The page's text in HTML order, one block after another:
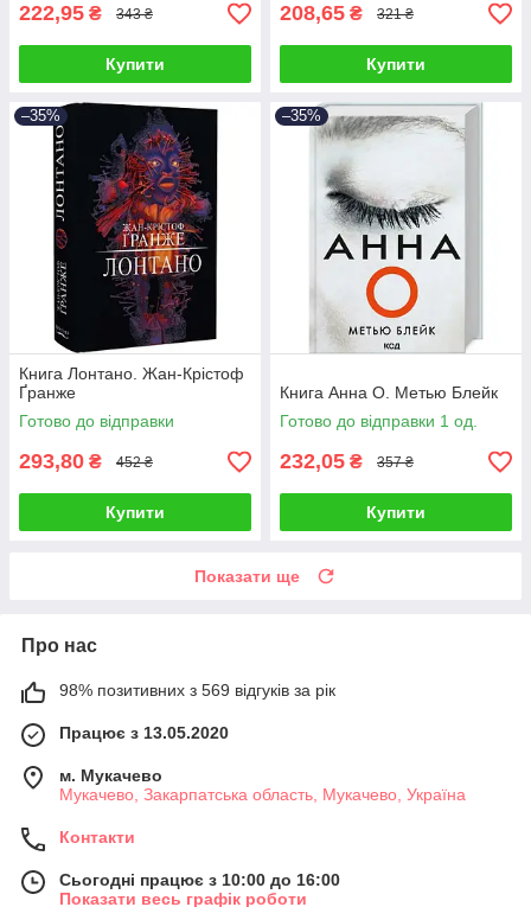
222,95 ₴ 343 ₴
Купити
208,65 ₴ 321 ₴
Купити
–35%
Книга Лонтано. Жан-Крістоф
Ґранже
Готово до відправки
293,80 ₴ 452 ₴
Купити
–35%
Книга Анна О. Метью Блейк
Готово до відправки 1 од.
232,05 ₴ 357 ₴
Купити
Показати ще
Про нас
98% позитивних з 569 відгуків за рік
Працює з 13.05.2020
м. Мукачево
Мукачево, Закарпатська область, Мукачево, Україна
Контакти
Сьогодні працює з 10:00 до 16:00
Показати весь графік роботи